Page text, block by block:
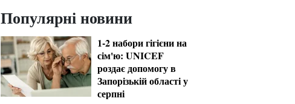
Популярні новини
1-2 набори гігієни на
сім'ю: UNICEF
роздає допомогу в
Запорізькій області у
серпні